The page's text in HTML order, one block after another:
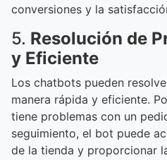
conversiones y la
5. Resolución de
y Eficiente
Los chatbots pueden
manera rápida y eficiente.
tiene problemas con un
seguimiento, el bot puede
de la tienda y proporcionar